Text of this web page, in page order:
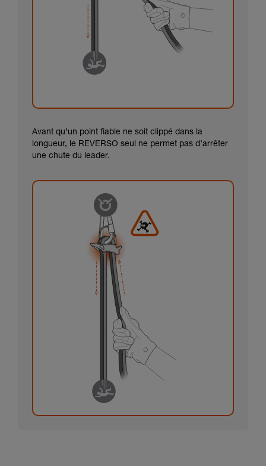
Avant qu’un point fiable ne soit clippé dans la
longueur, le REVERSO seul ne permet pas d’arrêter
une chute du leader.